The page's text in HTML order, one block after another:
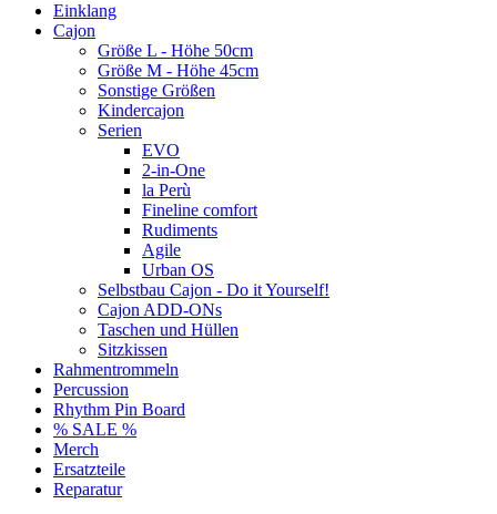
Einklang
Cajon
Größe L - Höhe 50cm
Größe M - Höhe 45cm
Sonstige Größen
Kindercajon
Serien
EVO
2-in-One
la Perù
Fineline comfort
Rudiments
Agile
Urban OS
Selbstbau Cajon - Do it Yourself!
Cajon ADD-ONs
Taschen und Hüllen
Sitzkissen
Rahmentrommeln
Percussion
Rhythm Pin Board
% SALE %
Merch
Ersatzteile
Reparatur